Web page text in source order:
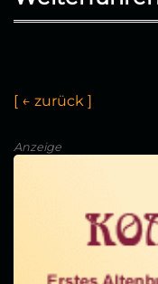
[ ← zurück ]
Anzeige